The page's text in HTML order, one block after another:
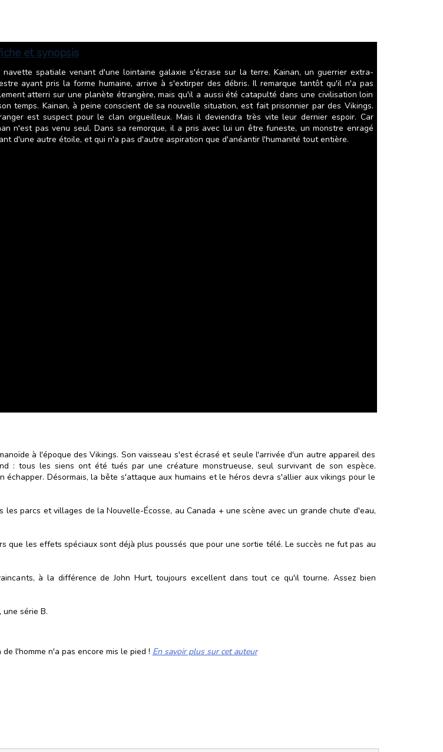
et synopsis
navette spatiale venant d'une lointaine galaxie s'écrase sur la terre. Kainan, un guerrier extra-
ayant pris la forme humaine, arrive à s'extirper des débris. Il remarque tantôt qu'il n'a pas
atterri sur une planète étrangère, mais qu'il a aussi été catapulté dans une civilisation loin
temps. Kainan, à peine conscient de sa nouvelle situation, est fait prisonnier par des Vikings.
est suspect pour le clan orgueilleux. Mais il deviendra très vite leur dernier espoir. Car
n'est pas venu seul. Dans sa remorque, il a pris avec lui un être funeste, un monstre enragé
d'une autre étoile, et qui n'a pas d'autre aspiration que d'anéantir l'humanité tout entière.
à l'époque des Vikings. Son vaisseau s'est écrasé et seule l'arrivée d'un autre appareil des
: tous les siens ont été tués par une créature monstrueuse, seul survivant de son espèce.
Désormais, la bête s'attaque aux humains et le héros devra s'allier aux vikings pour le
parcs et villages de la Nouvelle-Écosse, au Canada + une scène avec un grande chute d'eau,
que les effets spéciaux sont déjà plus poussés que pour une sortie télé. Le succès ne fut pas au
à la différence de John Hurt, toujours excellent dans tout ce qu'il tourne. Assez bien
série B.
l'homme n'a pas encore mis le pied ! En savoir plus sur cet auteur